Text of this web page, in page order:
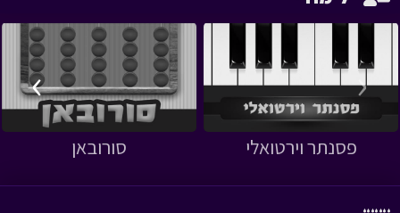
פסנתר וירטואלי סורובאן
‹
›